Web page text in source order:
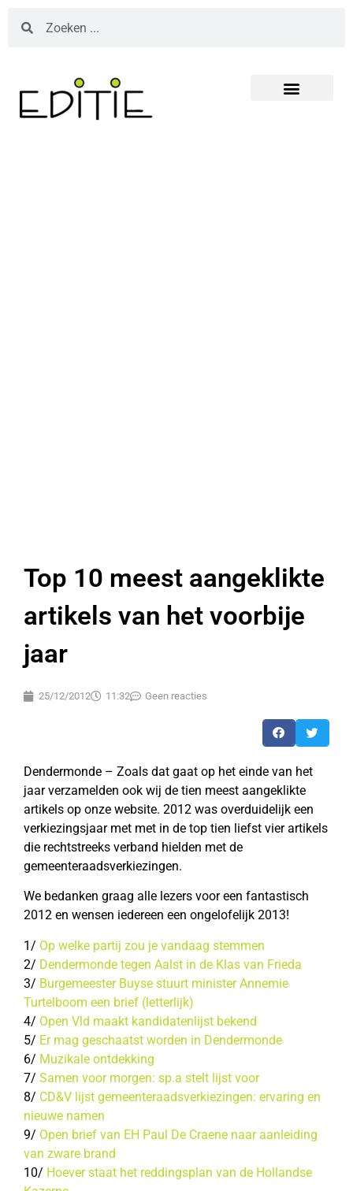
Top 10 meest aangeklikte
artikels van het voorbije
jaar
25/12/2012 11:32 Geen reacties
Dendermonde – Zoals dat gaat op het einde van het
jaar verzamelden ook wij de tien meest aangeklikte
artikels op onze website. 2012 was overduidelijk een
verkiezingsjaar met met in de top tien liefst vier artikels
die rechtstreeks verband hielden met de
gemeenteraadsverkiezingen.
We bedanken graag alle lezers voor een fantastisch
2012 en wensen iedereen een ongelofelijk 2013!
1/ Op welke partij zou je vandaag stemmen
2/ Dendermonde tegen Aalst in de Klas van Frieda
3/ Burgemeester Buyse stuurt minister Annemie
Turtelboom een brief (letterlijk)
4/ Open Vld maakt kandidatenlijst bekend
5/ Er mag geschaatst worden in Dendermonde
6/ Muzikale ontdekking
7/ Samen voor morgen: sp.a stelt lijst voor
8/ CD&V lijst gemeenteraadsverkiezingen: ervaring en
nieuwe namen
9/ Open brief van EH Paul De Craene naar aanleiding
van zware brand
10/ Hoever staat het reddingsplan van de Hollandse